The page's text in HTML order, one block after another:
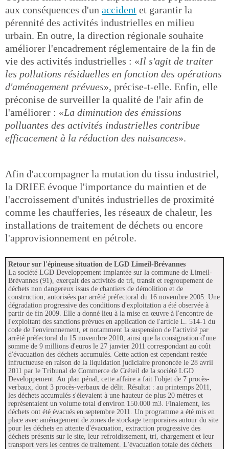
aux conséquences d'un accident et garantir la
pérennité des activités industrielles en milieu
urbain. En outre, la direction régionale souhaite
améliorer l'encadrement réglementaire de la fin de
vie des activités industrielles : «Il s'agit de traiter
les pollutions résiduelles en fonction des opérations
d'aménagement prévues», précise-t-elle. Enfin, elle
préconise de surveiller la qualité de l'air afin de
l'améliorer : «La diminution des émissions
polluantes des activités industrielles contribue
efficacement à la réduction des nuisances».
Afin d'accompagner la mutation du tissu industriel,
la DRIEE évoque l'importance du maintien et de
l'accroissement d'unités industrielles de proximité
comme les chaufferies, les réseaux de chaleur, les
installations de traitement de déchets ou encore
l'approvisionnement en pétrole.
Retour sur l'épineuse situation de LGD Limeil-Brévannes
La société LGD Developpement implantée sur la commune de Limeil-
Brévannes (91), exerçait des activités de tri, transit et regroupement de
déchets non dangereux issus de chantiers de démolition et de
construction, autorisées par arrêté préfectoral du 16 novembre 2005. Une
dégradation progressive des conditions d'exploitation a été observée à
partir de fin 2009. Elle a donné lieu à la mise en œuvre à l'encontre de
l'exploitant des sanctions prévues en application de l'article L. 514-1 du
code de l'environnement, et notamment la suspension de l'activité par
arrêté préfectoral du 15 novembre 2010, ainsi que la consignation d'une
somme de 9 millions d'euros le 27 janvier 2011 correspondant au coût
d'évacuation des déchets accumulés. Cette action est cependant restée
infructueuse en raison de la liquidation judiciaire prononcée le 28 avril
2011 par le Tribunal de Commerce de Créteil de la société LGD
Developpement. Au plan pénal, cette affaire a fait l'objet de 7 procès-
verbaux, dont 3 procès-verbaux de délit. Résultat : au printemps 2011,
les déchets accumulés s'élevaient à une hauteur de plus 20 mètres et
représentaient un volume total d'environ 150.000 m3. Finalement, les
déchets ont été évacués en septembre 2011. Un programme a été mis en
place avec aménagement de zones de stockage temporaires autour du site
pour les déchets en attente d'évacuation, extraction progressive des
déchets présents sur le site, leur refroidissement, tri, chargement et leur
transport vers les centres de traitement. L'évacuation totale des déchets